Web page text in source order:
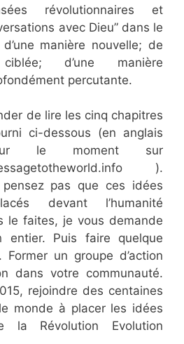
révolutionnaires et
avec Dieu” dans le
manière nouvelle; de
d’une manière
percutante.
de lire les cinq chapitres
ci-dessous (en anglais
le moment sur
).
pas que ces idées
devant l’humanité
le faites, je vous demande
Puis faire quelque
Former un groupe d’action
dans votre communauté.
rejoindre des centaines
monde à placer les idées
la Révolution Evolution